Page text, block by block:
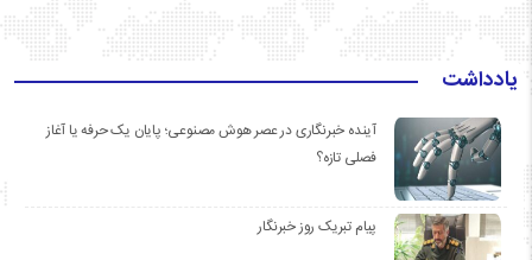
یادداشت
آینده خبرنگاری در عصر هوش مصنوعی؛ پایان یک حرفه یا آغاز
فصلی تازه؟
پیام تبریک روز خبرنگار